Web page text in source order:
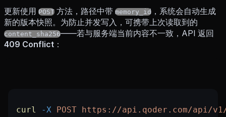
更新使用 POST 方法，路径中带 memory_id ，系统会自动生成
新的版本快照。为防止并发写入，可携带上次读取到的
content_sha256——若与服务端当前内容不一致，API 返回
409 Conflict ：
curl -X POST https://api.qoder.com/api/v1/